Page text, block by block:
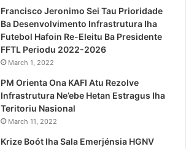
Francisco Jeronimo Sei Tau Prioridade
Ba Desenvolvimento Infrastrutura Iha
Futebol Hafoin Re-Eleitu Ba Presidente
FFTL Periodu 2022-2026
March 1, 2022
PM Orienta Ona KAFI Atu Rezolve
Infrastrutura Ne’ebe Hetan Estragus Iha
Teritoriu Nasional
March 11, 2022
Krize Boót Iha Sala Emerjénsia HGNV